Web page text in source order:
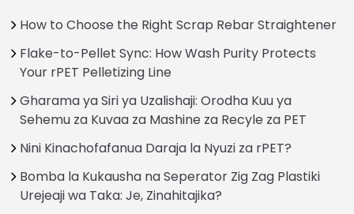
How to Choose the Right Scrap Rebar Straightener
Flake-to-Pellet Sync: How Wash Purity Protects
Your rPET Pelletizing Line
Gharama ya Siri ya Uzalishaji: Orodha Kuu ya
Sehemu za Kuvaa za Mashine za Recyle za PET
Nini Kinachofafanua Daraja la Nyuzi za rPET?
Bomba la Kukausha na Seperator Zig Zag Plastiki
Urejeaji wa Taka: Je, Zinahitajika?